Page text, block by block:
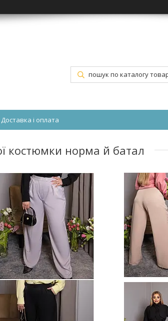
Доставка і оплата
костюмки норма й батал